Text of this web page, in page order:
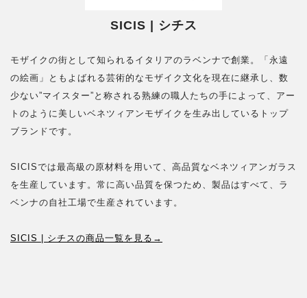
SICIS | シチス
モザイクの街として知られるイタリアのラベンナで創業。「永遠
の絵画」ともよばれる芸術的なモザイク文化を現在に継承し、数
少ない”マイスター”と称される熟練の職人たちの手によって、アー
トのように美しいベネツィアンモザイクを生み出しているトップ
ブランドです。
SICISでは最高級の原材料を用いて、高品質なベネツィアンガラス
を生産しています。常に高い品質を保つため、製品はすべて、ラ
ベンナの自社工場で生産されています。
SICIS | シチスの商品一覧を見る→